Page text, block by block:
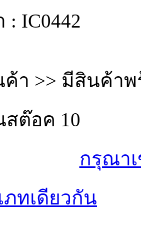
: IC0442
า >> มีสินค้าพ
สต๊อค 10
กรุณา
ภทเดียวกัน